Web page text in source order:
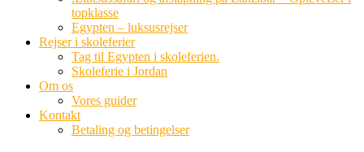
topklasse
Egypten – luksusrejser
Rejser i skoleferier
Tag til Egypten i skoleferien.
Skoleferie i Jordan
Om os
Vores guider
Kontakt
Betaling og betingelser